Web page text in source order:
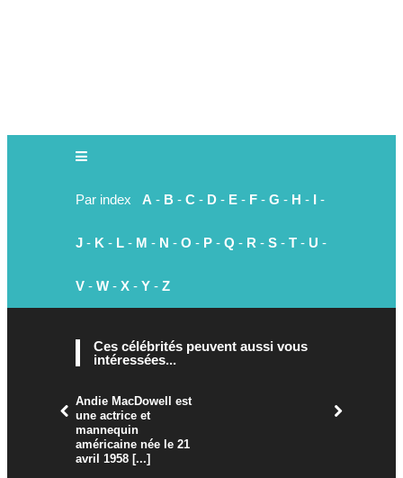
Par index A - B - C - D - E - F - G - H - I -
J - K - L - M - N - O - P - Q - R - S - T - U -
V - W - X - Y - Z
Ces célébrités peuvent aussi vous
intéressées...
Andie MacDowell est
une actrice et
mannequin
américaine née le 21
avril 1958 [...]